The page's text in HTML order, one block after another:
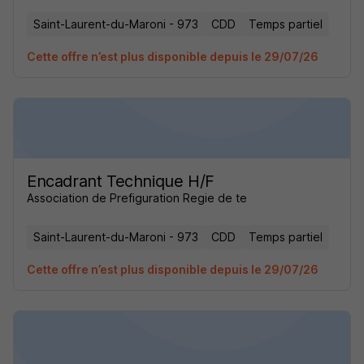
Saint-Laurent-du-Maroni - 973 CDD Temps partiel
Cette offre n’est plus disponible depuis le 29/07/26
Encadrant Technique H/F
Association de Prefiguration Regie de te
Saint-Laurent-du-Maroni - 973 CDD Temps partiel
Cette offre n’est plus disponible depuis le 29/07/26